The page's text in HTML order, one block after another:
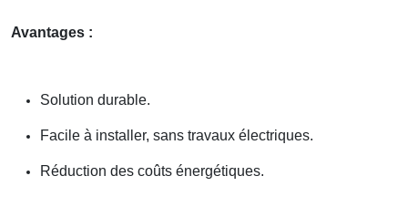
Avantages :
Solution durable.
Facile à installer, sans travaux électriques.
Réduction des coûts énergétiques.